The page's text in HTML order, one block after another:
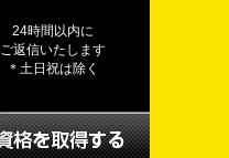
24時間以内に
ご返信いたします
＊土日祝は除く